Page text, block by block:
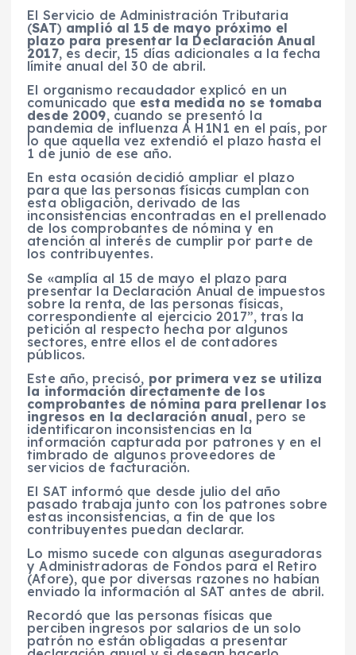
El Servicio de Administración Tributaria
(SAT) amplió al 15 de mayo próximo el
plazo para presentar la Declaración Anual
2017, es decir, 15 días adicionales a la fecha
límite anual del 30 de abril.
El organismo recaudador explicó en un
comunicado que esta medida no se tomaba
desde 2009, cuando se presentó la
pandemia de influenza A H1N1 en el país, por
lo que aquella vez extendió el plazo hasta el
1 de junio de ese año.
En esta ocasión decidió ampliar el plazo
para que las personas físicas cumplan con
esta obligación, derivado de las
inconsistencias encontradas en el prellenado
de los comprobantes de nómina y en
atención al interés de cumplir por parte de
los contribuyentes.
Se «amplía al 15 de mayo el plazo para
presentar la Declaración Anual de impuestos
sobre la renta, de las personas físicas,
correspondiente al ejercicio 2017”, tras la
petición al respecto hecha por algunos
sectores, entre ellos el de contadores
públicos.
Este año, precisó, por primera vez se utiliza
la información directamente de los
comprobantes de nómina para prellenar los
ingresos en la declaración anual, pero se
identificaron inconsistencias en la
información capturada por patrones y en el
timbrado de algunos proveedores de
servicios de facturación.
El SAT informó que desde julio del año
pasado trabaja junto con los patrones sobre
estas inconsistencias, a fin de que los
contribuyentes puedan declarar.
Lo mismo sucede con algunas aseguradoras
y Administradoras de Fondos para el Retiro
(Afore), que por diversas razones no habían
enviado la información al SAT antes de abril.
Recordó que las personas físicas que
perciben ingresos por salarios de un solo
patrón no están obligadas a presentar